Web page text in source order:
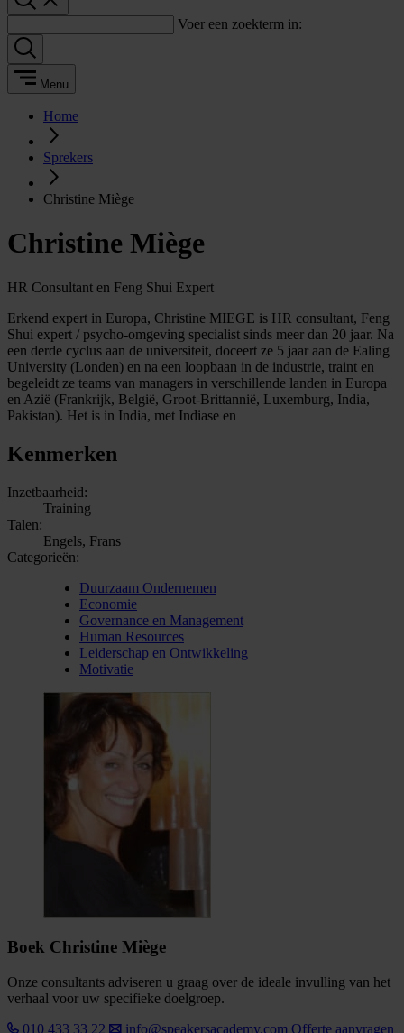
Voer een zoekterm in:
Menu
Home
Sprekers
Christine Miège
Christine Miège
HR Consultant en Feng Shui Expert
Erkend expert in Europa, Christine MIEGE is HR consultant, Feng
Shui expert / psycho-omgeving specialist sinds meer dan 20 jaar. Na
een derde cyclus aan de universiteit, doceert ze 5 jaar aan de Ealing
University (Londen) en na een loopbaan in de industrie, traint en
begeleidt ze teams van managers in verschillende landen in Europa
en Azië (Frankrijk, België, Groot-Brittannië, Luxemburg, India,
Pakistan). Het is in India, met Indiase en
Kenmerken
Inzetbaarheid:
Training
Talen:
Engels, Frans
Categorieën:
Duurzaam Ondernemen
Economie
Governance en Management
Human Resources
Leiderschap en Ontwikkeling
Motivatie
Boek Christine Miège
Onze consultants adviseren u graag over de ideale invulling van het
verhaal voor uw specifieke doelgroep.
010 433 33 22
info@speakersacademy.com Offerte aanvragen